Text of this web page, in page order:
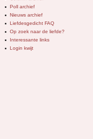
Poll archief
Nieuws archief
Liefdesgedicht FAQ
Op zoek naar de liefde?
Interessante links
Login kwijt